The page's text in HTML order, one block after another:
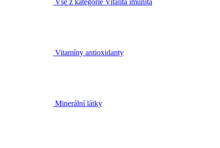
Vitamíny antioxidanty
Minerální látky